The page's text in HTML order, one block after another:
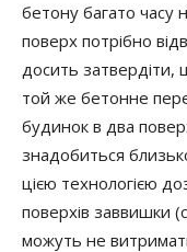
бетону багато часу
поверх потрібно
досить затвердіти,
той же бетонне
будинок в два
знадобиться
цією технологією
поверхів заввишки
можуть не